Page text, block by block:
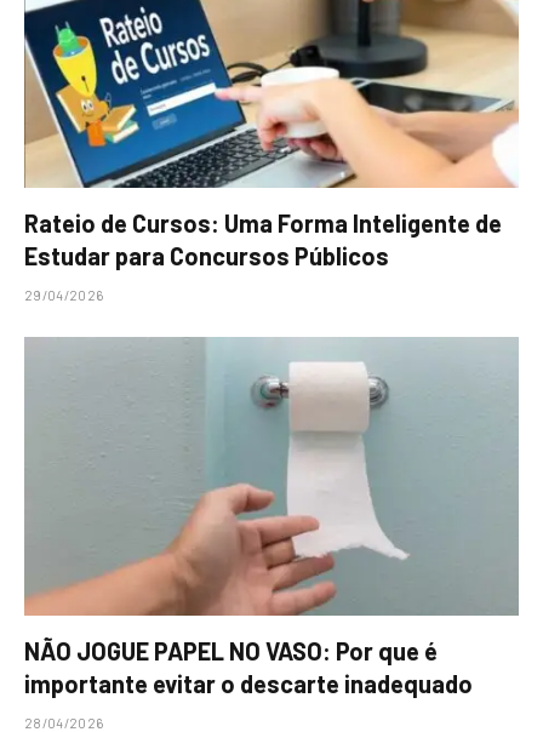
Rateio de Cursos: Uma Forma Inteligente de
Estudar para Concursos Públicos
29/04/2026
NÃO JOGUE PAPEL NO VASO: Por que é
importante evitar o descarte inadequado
28/04/2026